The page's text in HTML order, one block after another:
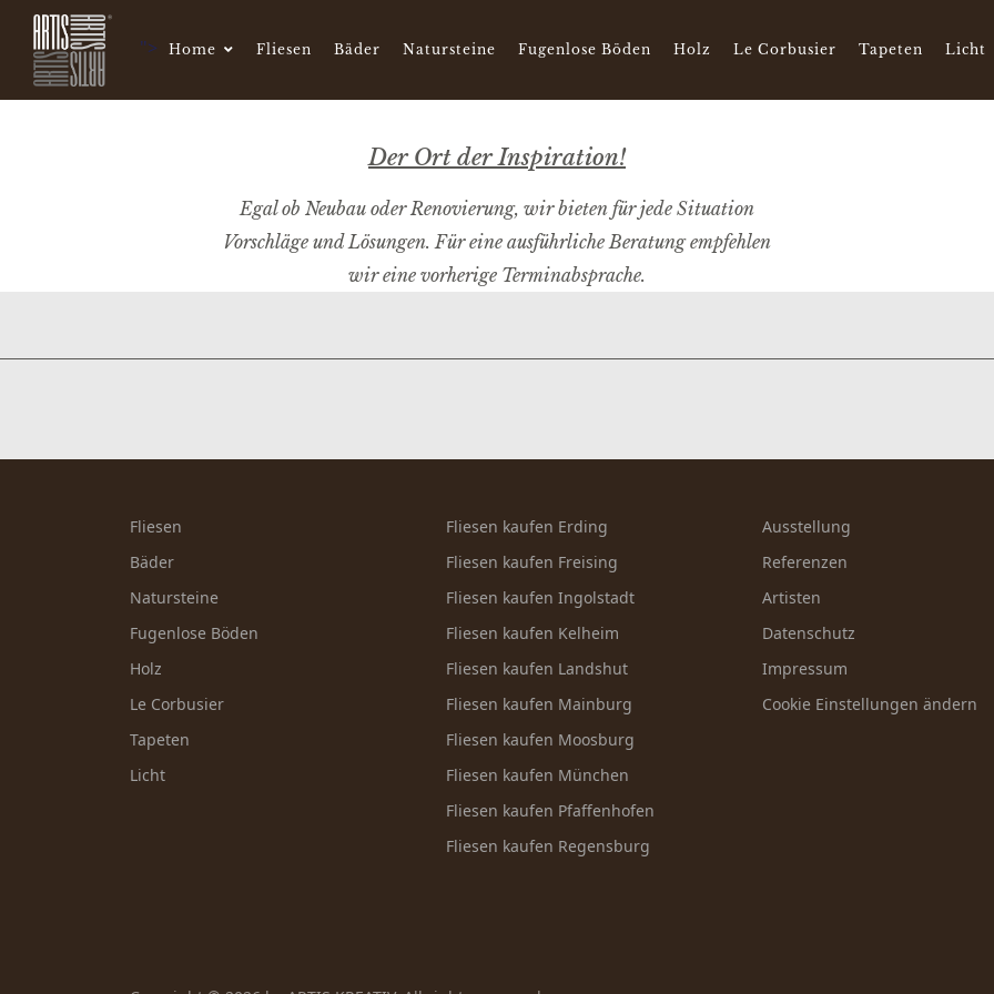
"> Home Fliesen Bäder Natursteine Fugenlose Böden Holz Le Corbusier Tapeten Licht
Der Ort der Inspiration!
Egal ob Neubau oder Renovierung, wir bieten für jede Situation
Vorschläge und Lösungen. Für eine ausführliche Beratung empfehlen
wir eine vorherige Terminabsprache.
Fliesen
Bäder
Natursteine
Fugenlose Böden
Holz
Le Corbusier
Tapeten
Licht
Fliesen kaufen Erding
Fliesen kaufen Freising
Fliesen kaufen Ingolstadt
Fliesen kaufen Kelheim
Fliesen kaufen Landshut
Fliesen kaufen Mainburg
Fliesen kaufen Moosburg
Fliesen kaufen München
Fliesen kaufen Pfaffenhofen
Fliesen kaufen Regensburg
Ausstellung
Referenzen
Artisten
Datenschutz
Impressum
Cookie Einstellungen ändern